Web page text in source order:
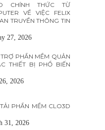
CHÍNH THỨC TỪ
VỀ VIỆC FELIX
TRUYỀN THÔNG TIN
27, 2026
PHẦN MỀM QUẢN
THIẾT BỊ PHỔ BIẾN
2026
PHẦN MỀM CLO3D
31, 2026